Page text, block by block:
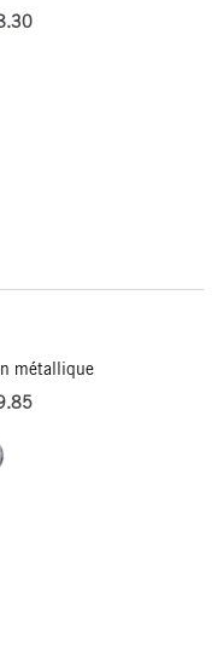
métallique